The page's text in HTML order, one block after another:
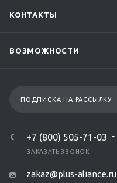
КОНТАКТЫ
ВОЗМОЖНОСТИ
ПОДПИСКА НА РАССЫЛКУ
+7 (800) 505-71-03
ЗАКАЗАТЬ ЗВОНОК
zakaz@plus-aliance.ru